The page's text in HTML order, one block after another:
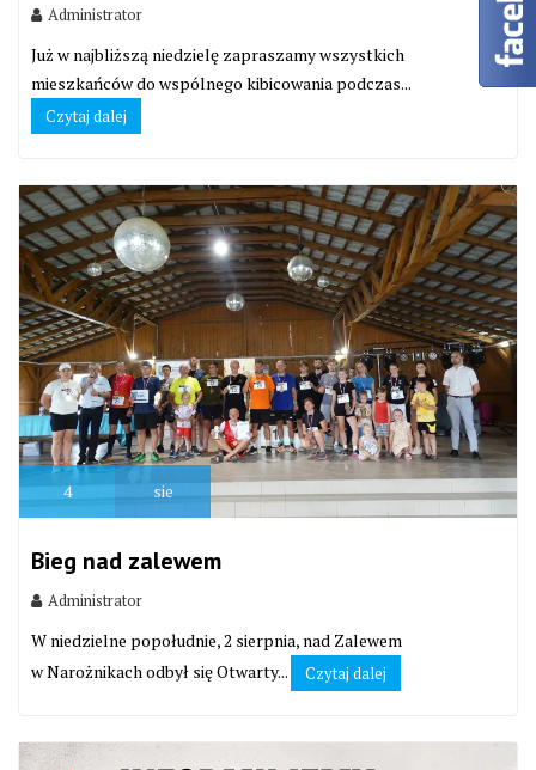
Administrator
Już w najbliższą niedzielę zapraszamy wszystkich
mieszkańców do wspólnego kibicowania podczas...
Czytaj dalej
4 sie
Bieg nad zalewem
Administrator
W niedzielne popołudnie, 2 sierpnia, nad Zalewem
w Narożnikach odbył się Otwarty...
Czytaj dalej